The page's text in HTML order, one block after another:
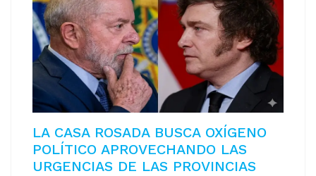
LA CASA ROSADA BUSCA OXÍGENO
POLÍTICO APROVECHANDO LAS
URGENCIAS DE LAS PROVINCIAS